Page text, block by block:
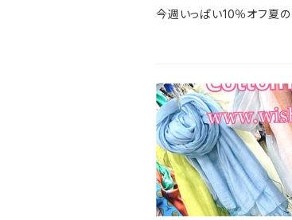
今週いっぱい10％オフ夏